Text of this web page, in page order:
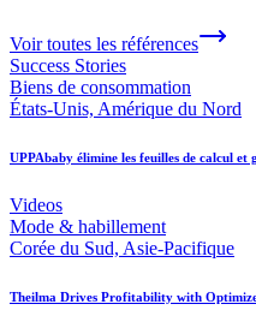
Voir toutes les références
Success Stories
Biens de consommation
États-Unis, Amérique du Nord
UPPAbaby élimine les feuilles de calcul
Videos
Mode & habillement
Corée du Sud, Asie-Pacifique
Theilma Drives Profitability with